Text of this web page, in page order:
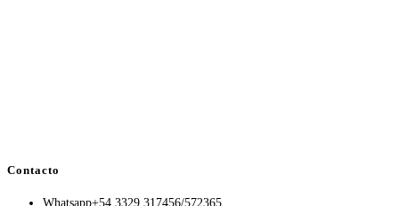
Contacto
Whatsapp+54 3329 317456/572365